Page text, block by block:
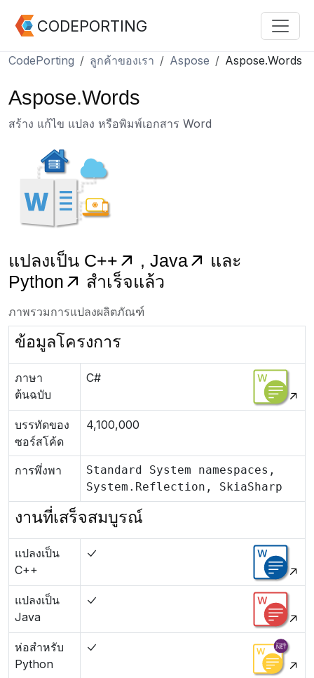
CODEPORTING
CodePorting ลูกค้าของเรา Aspose Aspose.Words
Aspose.Words
สร้าง แก้ไข แปลง หรือพิมพ์เอกสาร Word
แปลงเป็น C++ , Java
และ
Python
สำเร็จแล้ว
ภาพรวมการแปลงผลิตภัณฑ์
ข้อมูลโครงการ
ภาษา
ต้นฉบับ
C#
บรรทัดของ
ซอร์สโค้ด
4,100,000
การพึ่งพา
Standard System namespaces,
System.Reflection, SkiaSharp
งานที่เสร็จสมบูรณ์
แปลงเป็น
C++
แปลงเป็น
Java
ห่อสำหรับ
Python